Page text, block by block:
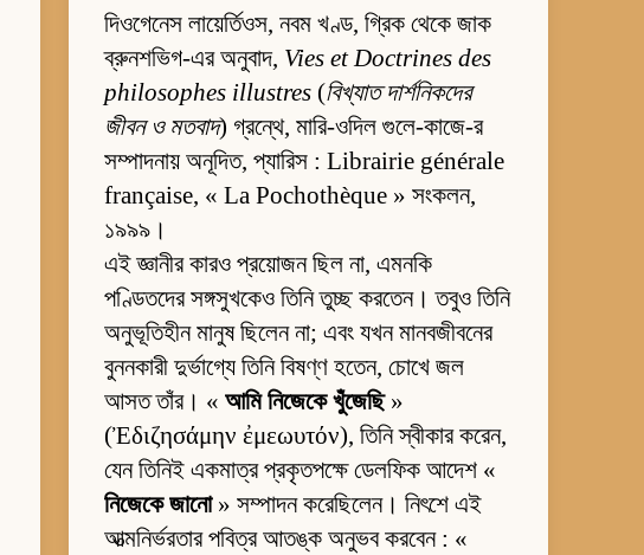
দিওগেনেস লায়ের্তিওস, নবম খণ্ড, গ্রিক থেকে জাক
ব্রুনশভিগ-এর অনুবাদ, Vies et Doctrines des
philosophes illustres (বিখ্যাত দার্শনিকদের
জীবন ও মতবাদ) গ্রন্থে, মারি-ওদিল গুলে-কাজে-র
সম্পাদনায় অনূদিত, প্যারিস : Librairie générale
française, « La Pochothèque » সংকলন,
১৯৯৯।
এই জ্ঞানীর কারও প্রয়োজন ছিল না, এমনকি
পণ্ডিতদের সঙ্গসুখকেও তিনি তুচ্ছ করতেন। তবুও তিনি
অনুভূতিহীন মানুষ ছিলেন না; এবং যখন মানবজীবনের
বুননকারী দুর্ভাগ্যে তিনি বিষণ্ণ হতেন, চোখে জল
আসত তাঁর। «আমি নিজেকে খুঁজেছি»
(Ἐδιζησάμην ἐμεωυτόν), তিনি স্বীকার করেন,
যেন তিনিই একমাত্র প্রকৃতপক্ষে ডেলফিক আদেশ «
নিজেকে জানো» সম্পাদন করেছিলেন। নিৎশে এই
আত্মনির্ভরতার পবিত্র আতঙ্ক অনুভব করবেন : «